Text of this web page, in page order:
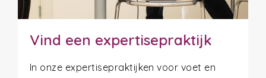
Vind een expertisepraktijk
In onze expertisepraktijken voor voet en